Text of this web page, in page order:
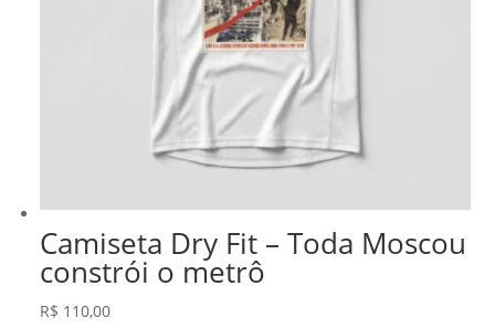
Camiseta Dry Fit – Toda Moscou
constrói o metrô
R$ 110,00